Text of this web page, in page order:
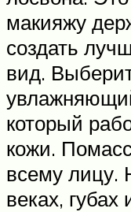
макияжу
создать
вид.
который
кожи.
всему лицу.
веках, губах